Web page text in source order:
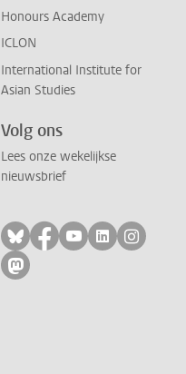
Honours Academy
ICLON
International Institute for
Asian Studies
Volg ons
Lees onze wekelijkse
nieuwsbrief
Volg ons op bluesky
Volg ons op
Volg ons op
Volg ons
Volg
Volg ons op mastodon